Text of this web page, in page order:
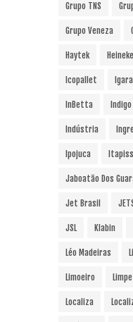
Grupo TNS
Grupo Veneza
Haytek
Icopallet
InBetta
Indústria
Ipojuca
Jaboatão Dos
Jet Brasil
JSL Klabin
Léo Madeiras
Limoeiro
Localiza